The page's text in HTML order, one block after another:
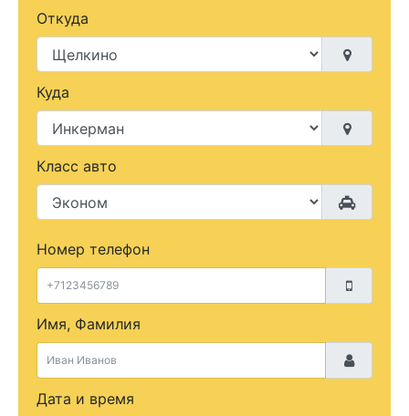
Откуда
Куда
Класс авто
Номер телефон
Имя, Фамилия
Дата и время